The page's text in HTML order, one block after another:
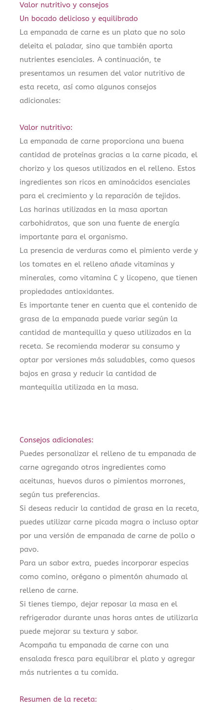
Valor nutritivo y consejos
Un bocado delicioso y equilibrado
La empanada de carne es un plato que no solo
deleita el paladar, sino que también aporta
nutrientes esenciales. A continuación, te
presentamos un resumen del valor nutritivo de
esta receta, así como algunos consejos
adicionales:
Valor nutritivo:
La empanada de carne proporciona una buena
cantidad de proteínas gracias a la carne picada, el
chorizo y los quesos utilizados en el relleno. Estos
ingredientes son ricos en aminoácidos esenciales
para el crecimiento y la reparación de tejidos.
Las harinas utilizadas en la masa aportan
carbohidratos, que son una fuente de energía
importante para el organismo.
La presencia de verduras como el pimiento verde y
los tomates en el relleno añade vitaminas y
minerales, como vitamina C y licopeno, que tienen
propiedades antioxidantes.
Es importante tener en cuenta que el contenido de
grasa de la empanada puede variar según la
cantidad de mantequilla y queso utilizados en la
receta. Se recomienda moderar su consumo y
optar por versiones más saludables, como quesos
bajos en grasa y reducir la cantidad de
mantequilla utilizada en la masa.
Consejos adicionales:
Puedes personalizar el relleno de tu empanada de
carne agregando otros ingredientes como
aceitunas, huevos duros o pimientos morrones,
según tus preferencias.
Si deseas reducir la cantidad de grasa en la receta,
puedes utilizar carne picada magra o incluso optar
por una versión de empanada de carne de pollo o
pavo.
Para un sabor extra, puedes incorporar especias
como comino, orégano o pimentón ahumado al
relleno de carne.
Si tienes tiempo, dejar reposar la masa en el
refrigerador durante unas horas antes de utilizarla
puede mejorar su textura y sabor.
Acompaña tu empanada de carne con una
ensalada fresca para equilibrar el plato y agregar
más nutrientes a tu comida.
Resumen de la receta: